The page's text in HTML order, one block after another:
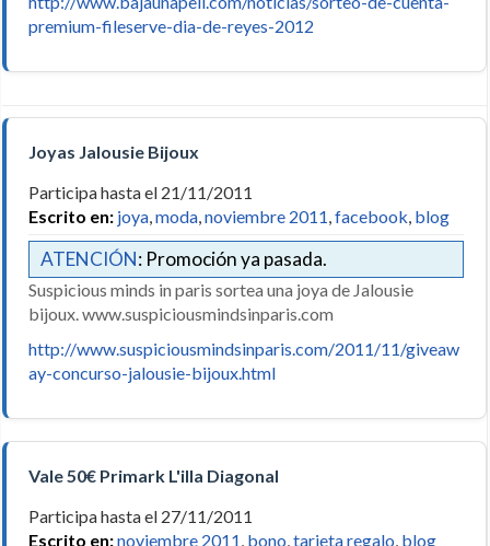
premium-fileserve-dia-de-reyes-2012
Joyas Jalousie Bijoux
Participa hasta el 21/11/2011
Escrito en: joya,moda,noviembre 2011,facebook, blog
ATENCIÓN: Promoción ya pasada.
Suspicious minds in paris sortea una joya de Jalousie
bijoux. www.suspiciousmindsinparis.com
http://www.suspiciousmindsinparis.com/2011/11/giveaw
ay-concurso-jalousie-bijoux.html
Vale 50€ Primark L'illa Diagonal
Participa hasta el 27/11/2011
Escrito en:noviembre 2011, bono,tarjeta regalo, blog